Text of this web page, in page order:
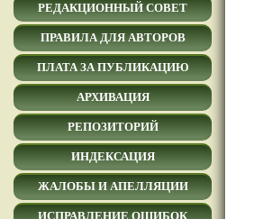
РЕДАКЦИОННЫЙ СОВЕТ
ПРАВИЛА ДЛЯ АВТОРОВ
ПЛАТА ЗА ПУБЛИКАЦИЮ
АРХИВАЦИЯ
РЕПОЗИТОРИЙ
ИНДЕКСАЦИЯ
ЖАЛОБЫ И АПЕЛЛЯЦИИ
ИСПРАВЛЕНИЕ ОШИБОК